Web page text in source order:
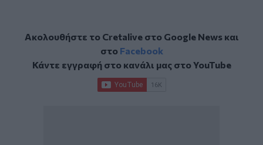
Ακολουθήστε το Cretalive στο Google Newsκαι
στο Facebook
Κάντε εγγραφή στο κανάλι μας στοYouTube